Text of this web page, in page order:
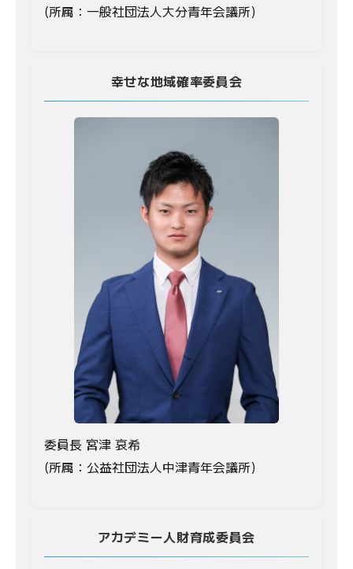
(所属：一般社団法人大分青年会議所)
幸せな地域確率委員会
委員長 宮津 哀希
(所属：公益社団法人中津青年会議所)
アカデミー人財育成委員会